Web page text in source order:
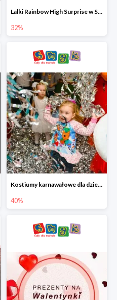
Lalki Rainbow High Surprise w Smyku do -35%
32%
Kostiumy karnawałowe dla dzieci w Smyku do -40%
40%